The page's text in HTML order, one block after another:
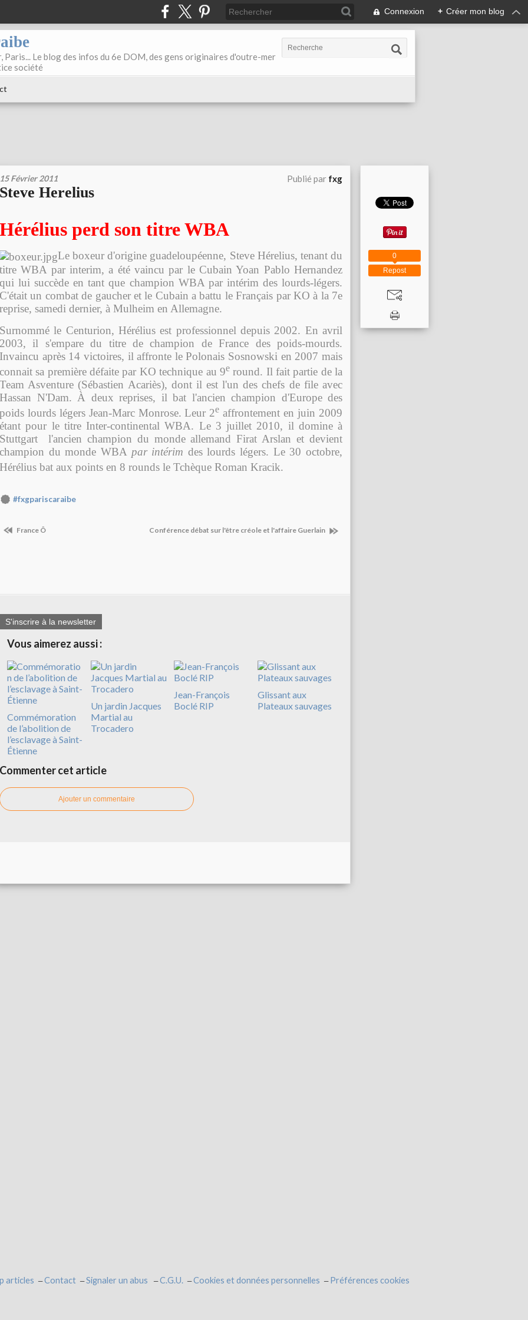
Connexion + Créer mon blog
Paris... Le blog des infos du 6e DOM, des gens originaires d'outre-mer
société
15 Février 2011 Publié par fxg
Steve Herelius
Hérélius perd son titre WBA
Le boxeur d'origine guadeloupéenne, Steve Hérelius, tenant du
titre WBA par interim, a été vaincu par le Cubain Yoan Pablo Hernandez
qui lui succède en tant que champion WBA par intérim des lourds-légers.
C'était un combat de gaucher et le Cubain a battu le Français par KO à la 7e
reprise, samedi dernier, à Mulheim en Allemagne.
Surnommé le Centurion, Hérélius est professionnel depuis 2002. En avril
2003, il s'empare du titre de champion de France des poids-mourds.
Invaincu après 14 victoires, il affronte le Polonais Sosnowski en 2007 mais
connait sa première défaite par KO technique au 9eround. Il fait partie de la
Team Asventure (Sébastien Acariès), dont il est l'un des chefs de file avec
Hassan N'Dam. À deux reprises, il bat l'ancien champion d'Europe des
poids lourds légers Jean-Marc Monrose. Leur 2e affrontement en juin 2009
étant pour le titre Inter-continental WBA. Le 3 juillet 2010, il domine à
Stuttgart l'ancien champion du monde allemand Firat Arslan et devient
champion du monde WBA par intérim des lourds légers. Le 30 octobre,
Hérélius bat aux points en 8 rounds le Tchèque Roman Kracik.
#fxgpariscaraibe
France Ô Conférence débat sur l'être créole et l'affaire Guerlain
S'inscrire à la newsletter
Vous aimerez aussi :
Commémoration
de l’abolition de
l’esclavage à Saint-
Étienne
Un jardin Jacques
Martial au
Trocadero
Jean-François
Boclé RIP
Glissant aux
Plateaux sauvages
Commenter cet article
Ajouter un commentaire
Repost
0
articles Contact Signaler un abus C.G.U. Cookies et données personnelles Préférences cookies